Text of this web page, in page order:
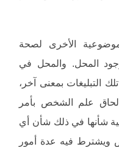
الأخرى لصحة
المحل. والمحل في
التبليغات بمعنى آخر،
علم الشخص بأمر
شأنها في ذلك شأن أي
ويشترط فيه عدة أمور